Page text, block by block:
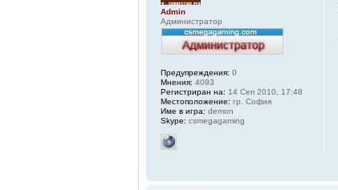
Admin
Администратор
Предупреждения: 0
Мнения: 4093
Регистриран на: 14 Сеп 2010, 17:48
Местоположение: гр. София
Име в игра: demon
Skype: csmegagaming